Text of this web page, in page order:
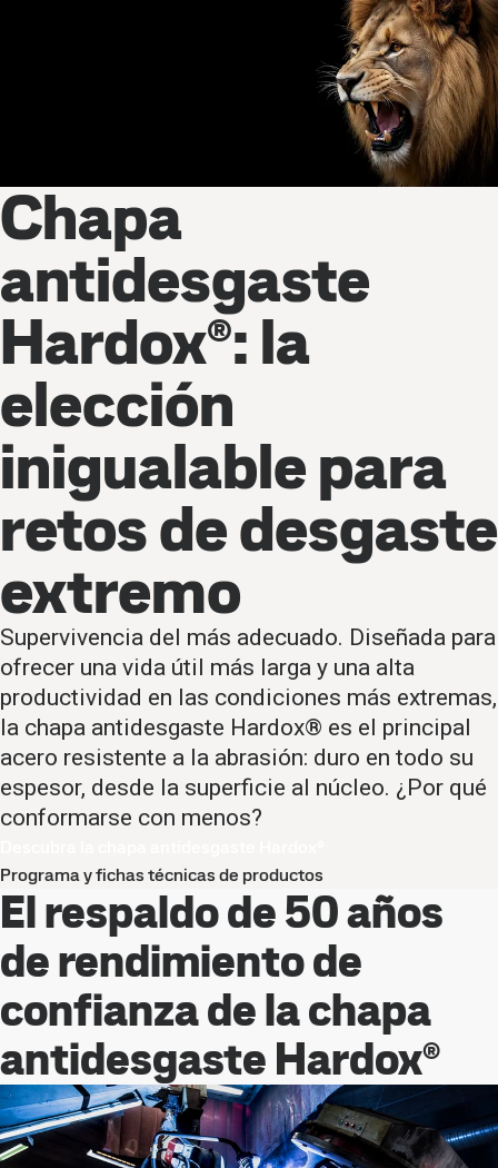
Chapa
antidesgaste
Hardox®: la
elección
inigualable para
retos de desgaste
extremo
Supervivencia del más adecuado. Diseñada para
ofrecer una vida útil más larga y una alta
productividad en las condiciones más extremas,
la chapa antidesgaste Hardox® es el principal
acero resistente a la abrasión: duro en todo su
espesor, desde la superficie al núcleo. ¿Por qué
conformarse con menos?
Programa y fichas técnicas de productos
El respaldo de 50 años
de rendimiento de
confianza de la chapa
antidesgaste Hardox®